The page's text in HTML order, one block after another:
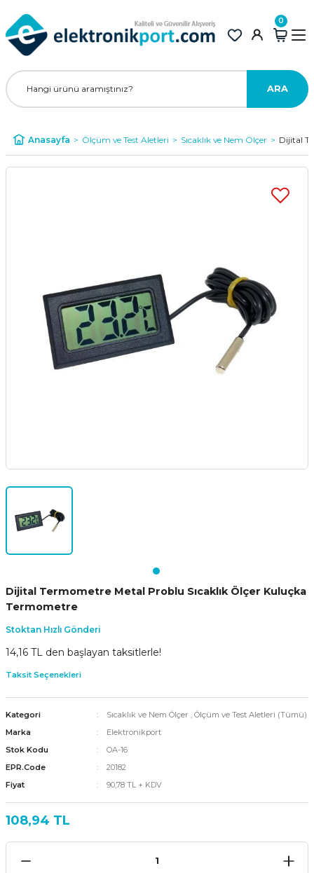
ARA
0
Anasayfa Ölçüm ve Test Aletleri Sıcaklık ve Nem Ölçer Dijital
Dijital Termometre Metal Problu Sıcaklık Ölçer Kuluçka
Termometre
Stoktan Hızlı Gönderi
14,16 TL den başlayan taksitlerle!
Taksit Seçenekleri
Kategori Sıcaklık ve Nem Ölçer , Ölçüm ve Test Aletleri (Tümü)
Marka
Elektronikport
Stok Kodu
OA-16
EPR.Code
20182
Fiyat
90,78 TL + KDV
108,94 TL